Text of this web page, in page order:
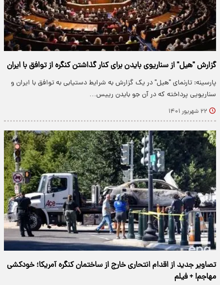
گزارش "هیل" از سناریوی بایدن برای کنار گذاشتن کنگره از توافق با ایران
پارسینه: تارنمای "هیل" در یک گزارش به شرایط دستیابی به توافق با ایران و
سناریویی پرداخته که در آن جو بایدن رییس…
۲۲ شهریور ۱۴۰۱
تصاویر جدید از اقدام انتحاری خارج از ساختمان کنگره آمریکا؛ خودکشی
مهاجم! + فیلم